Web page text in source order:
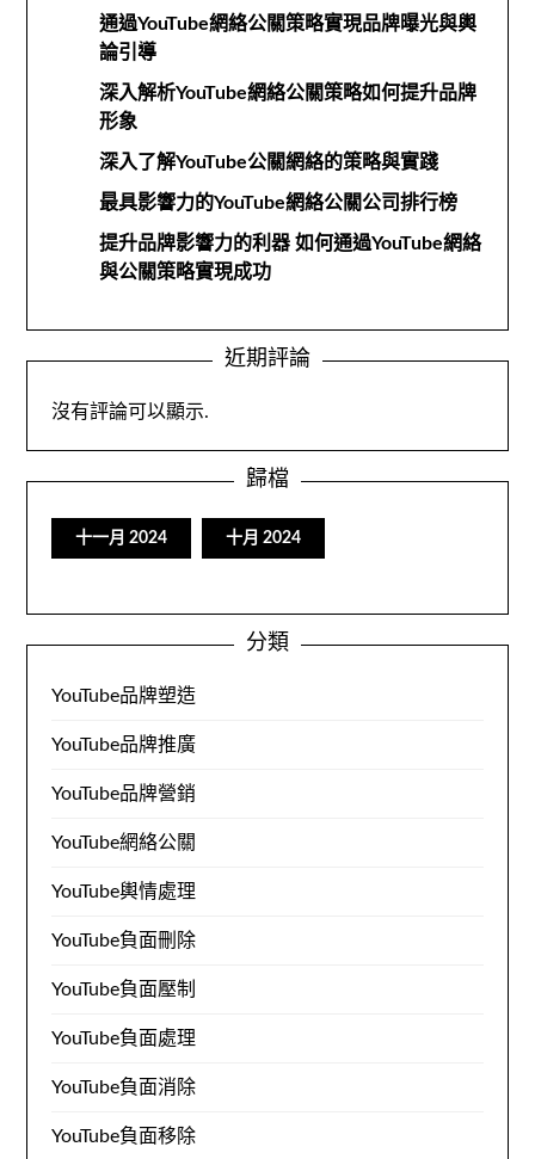
通過YouTube網絡公關策略實現品牌曝光與輿
論引導
深入解析YouTube網絡公關策略如何提升品牌
形象
深入了解YouTube公關網絡的策略與實踐
最具影響力的YouTube網絡公關公司排行榜
提升品牌影響力的利器 如何通過YouTube網絡
與公關策略實現成功
近期評論
沒有評論可以顯示.
歸檔
十一月 2024 十月 2024
分類
YouTube品牌塑造
YouTube品牌推廣
YouTube品牌營銷
YouTube網絡公關
YouTube輿情處理
YouTube負面刪除
YouTube負面壓制
YouTube負面處理
YouTube負面消除
YouTube負面移除